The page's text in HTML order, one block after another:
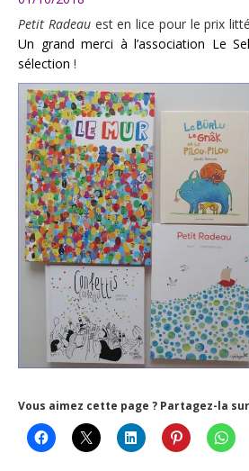
Petit Radeauest en lice pour le prix
Un grand merci à l’association Le
sélection !
Vous aimez cette page ? Partagez-la